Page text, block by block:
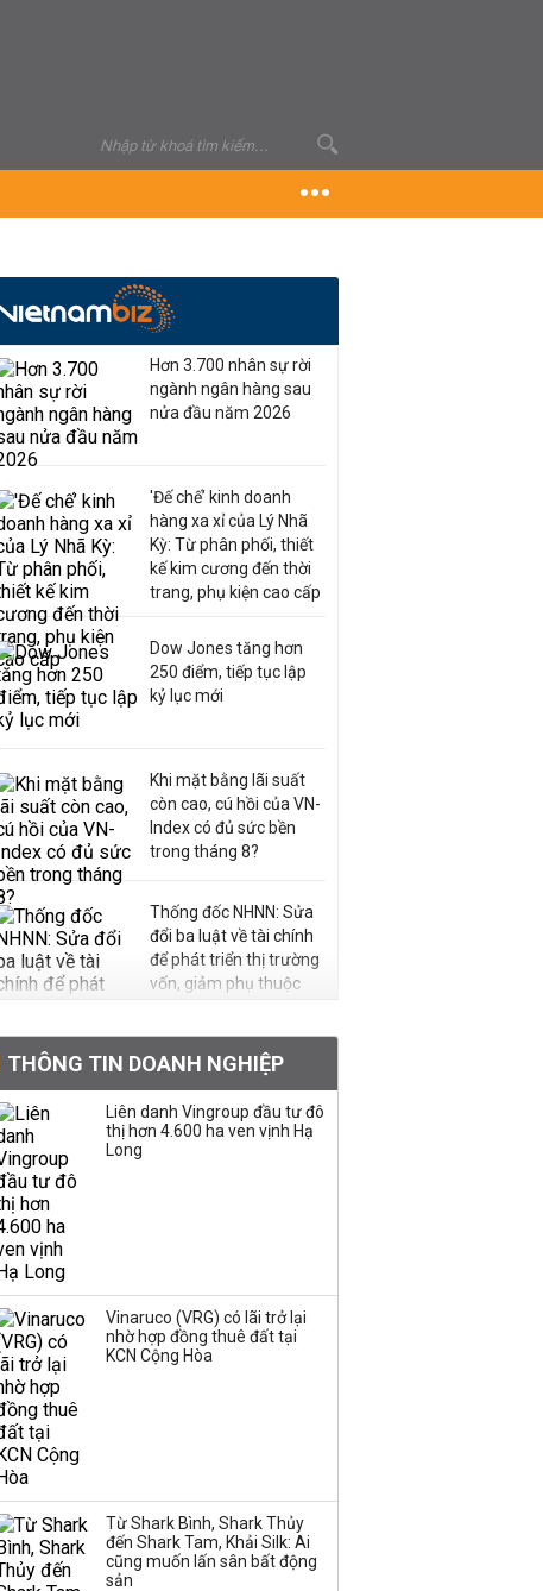
Hơn 3.700 nhân sự rời
ngành ngân hàng sau
nửa đầu năm 2026
'Đế chế’ kinh doanh
hàng xa xỉ của Lý Nhã
Kỳ: Từ phân phối, thiết
kế kim cương đến thời
trang, phụ kiện cao cấp
Dow Jones tăng hơn
250 điểm, tiếp tục lập
kỷ lục mới
Khi mặt bằng lãi suất
còn cao, cú hồi của VN-
Index có đủ sức bền
trong tháng 8?
Thống đốc NHNN: Sửa
đổi ba luật về tài chính
để phát triển thị trường
vốn, giảm phụ thuộc
Quan chức Fed: 'Đã đến
lúc tăng lãi suất, người
dân vẫn bám trụ được
thôi'
Doanh nghiệp điện sở
hữu gần 25.000 tỷ đồng
hàng không trích lập dự
phòng hàng nghìn tỷ
đồng khoản phải thu từ
Bamboo Airways
THÔNG TIN DOANH NGHIỆP
Liên danh Vingroup đầu tư đô
thị hơn 4.600 ha ven vịnh Hạ
Long
Vinaruco (VRG) có lãi trở lại
nhờ hợp đồng thuê đất tại
KCN Cộng Hòa
Từ Shark Bình, Shark Thủy
đến Shark Tam, Khải Silk: Ai
cũng muốn lấn sân bất động
sản